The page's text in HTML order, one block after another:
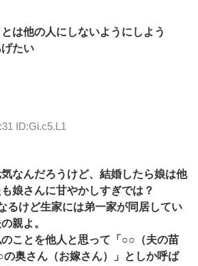
は他の人にしないようにしよう
たい
ID:Gi.c5.L1
なんだろうけど、結婚したら娘は他
娘さんに甘やかしすぎでは？
るけど生家には弟一家が同居してい
親よ。
ことを他人と思って「○○（夫の苗
奥さん（お嫁さん）」としか呼ば